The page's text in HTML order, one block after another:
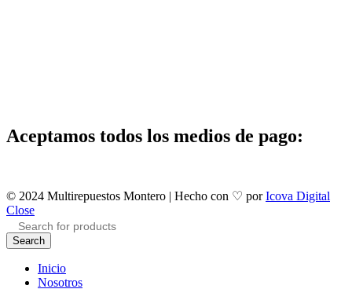
Aceptamos todos los medios de pago:
© 2024 Multirepuestos Montero | Hecho con ♡ porIcova Digital
Close
Search
Inicio
Nosotros